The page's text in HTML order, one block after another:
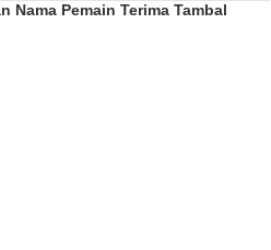
Pemain Terima Tambal